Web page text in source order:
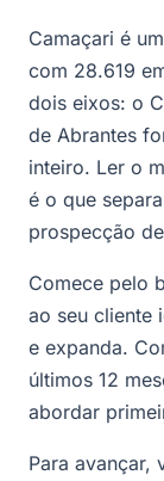
Camaçari é
com 28.619
dois eixos: o
de Abrantes
inteiro. Ler o
é o que
prospecção
Comece pelo
ao seu cliente
e expanda.
últimos 12
abordar
Para avançar,